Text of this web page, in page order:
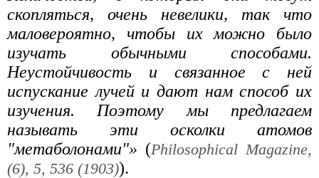
скопляться, очень невелики, так что
маловероятно, чтобы их можно было
изучать обычными способами.
Неустойчивость и связанное с ней
испускание лучей и дают нам способ их
изучения. Поэтому мы предлагаем
называть эти осколки атомов
"метаболонами"» (Philosophical Magazine,
(6), 5, 536 (1903)).